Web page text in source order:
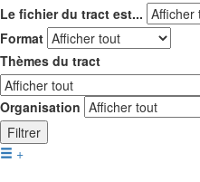
Le fichier du tract est...
Format
Thèmes du tract
Organisation
Filtrer
+